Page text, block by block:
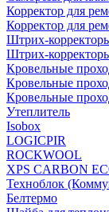
Корректор для
Корректор для
Штрих-
Штрих-
Кровельные
Кровельные
Кровельные
Утеплитель
Isobox
LOGICPIR
ROCKWOOL
XPS CARBON
Техноблок
Белтермо